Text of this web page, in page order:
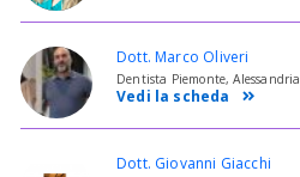
Dott. Marco Oliveri
Dentista Piemonte, Alessandria
Vedi la scheda
Dott. Giovanni Giacchi